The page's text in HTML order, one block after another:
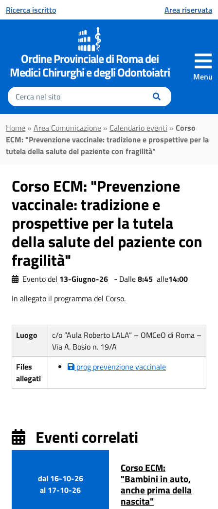
al contenuto principale
Ricerca iscritto Area riservata
Menu
Ordine Provinciale di Roma dei
Medici Chirurghi e degli Odontoiatri
Inserisci
il
testo
da
cercare
Home » Area Comunicazione » Calendario eventi » Corso
ECM: "Prevenzione vaccinale: tradizione e prospettive per la
tutela della salute del paziente con fragilità"
Corso ECM: "Prevenzione
vaccinale: tradizione e
prospettive per la tutela
della salute del paziente con
fragilità"
Evento del 13-Giugno-26 - Dalle8:45 alle14:00
In allegato il programma del Corso.
Luogo
c/o “Aula Roberto LALA” – OMCeO di Roma –
Via A. Bosio n. 19/A
Files
allegati
prog prevenzione vaccinale
Eventi correlati
dal 16-10-26
al 17-10-26
Corso ECM:
"Bambini in auto,
anche prima della
nascita"